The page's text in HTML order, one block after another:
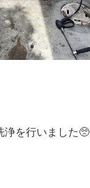
浄を行いました🥺